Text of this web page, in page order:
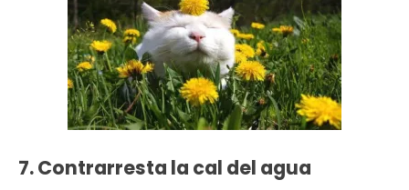
7. Contrarresta la cal del agua